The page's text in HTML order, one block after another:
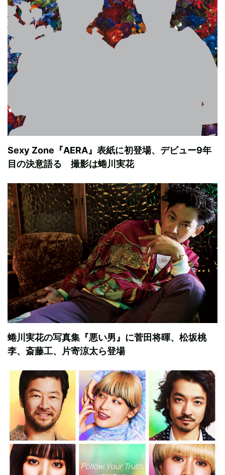
Sexy Zone『AERA』表紙に初登場、デビュー9年
目の決意語る 撮影は蜷川実花
蜷川実花の写真集『悪い男』に菅田将暉、松坂桃
李、斎藤工、片寄涼太ら登場